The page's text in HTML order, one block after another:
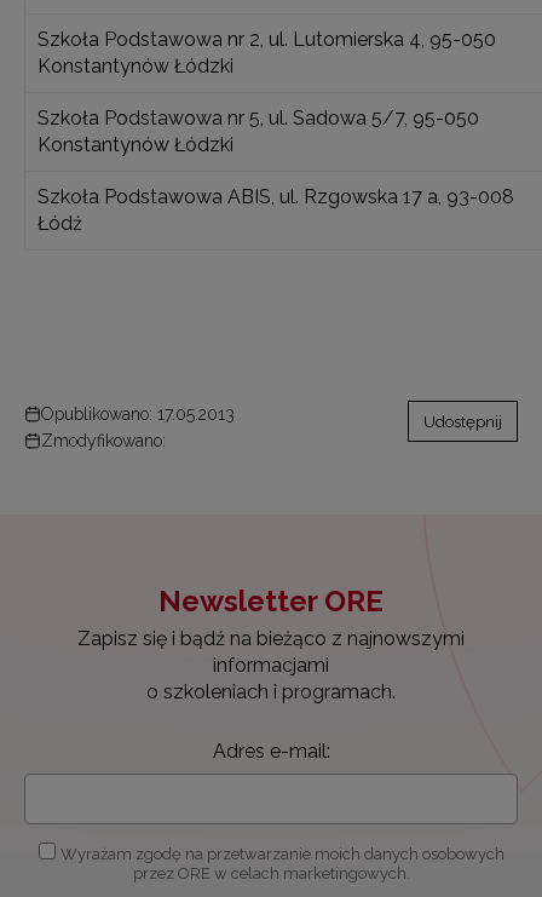
Szkoła Podstawowa nr 2, ul. Lutomierska 4, 95-050
Konstantynów Łódzki
Szkoła Podstawowa nr 5, ul. Sadowa 5/7, 95-050
Konstantynów Łódzki
Szkoła Podstawowa ABIS, ul. Rzgowska 17 a, 93-008
Łódź
Opublikowano: 17.05.2013
Zmodyfikowano:
Udostępnij
Newsletter ORE
Zapisz się i bądź na bieżąco z najnowszymi
informacjami
o szkoleniach i programach.
Adres e-mail:
Wyrażam zgodę na przetwarzanie moich danych osobowych
przez ORE w celach marketingowych.